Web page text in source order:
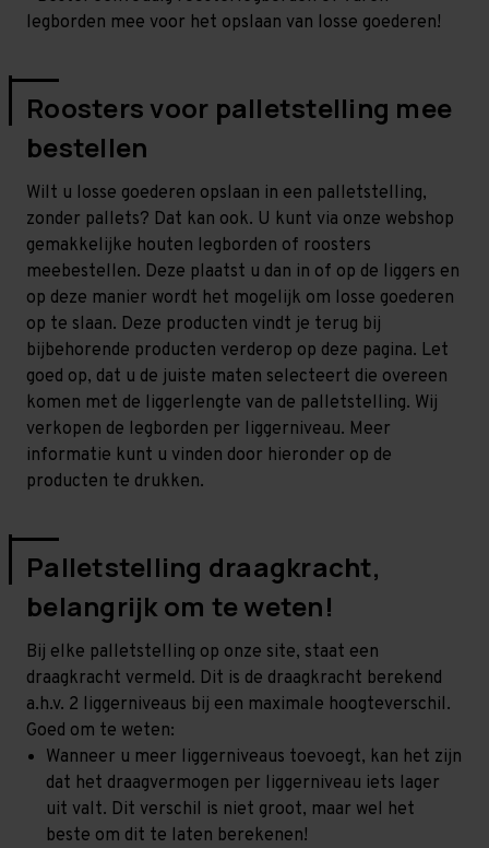
legborden mee voor het opslaan van losse goederen!
Roosters voor palletstelling mee
bestellen
Wilt u losse goederen opslaan in een palletstelling,
zonder pallets? Dat kan ook. U kunt via onze webshop
gemakkelijke houten legborden of roosters
meebestellen. Deze plaatst u dan in of op de liggers en
op deze manier wordt het mogelijk om losse goederen
op te slaan. Deze producten vindt je terug bij
bijbehorende producten verderop op deze pagina. Let
goed op, dat u de juiste maten selecteert die overeen
komen met de liggerlengte van de palletstelling. Wij
verkopen de legborden per liggerniveau. Meer
informatie kunt u vinden door hieronder op de
producten te drukken.
Palletstelling draagkracht,
belangrijk om te weten!
Bij elke palletstelling op onze site, staat een
draagkracht vermeld. Dit is de draagkracht berekend
a.h.v. 2 liggerniveaus bij een maximale hoogteverschil.
Goed om te weten:
Wanneer u meer liggerniveaus toevoegt, kan het zijn
dat het draagvermogen per liggerniveau iets lager
uit valt. Dit verschil is niet groot, maar wel het
beste om dit te laten berekenen!